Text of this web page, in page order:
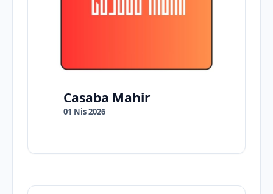
Casaba Mahir
01 Nis 2026